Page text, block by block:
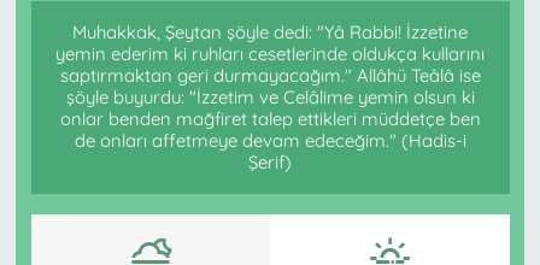
Muhakkak, Şeytan şöyle dedi: "Yâ Rabbi! İzzetine
yemin ederim ki ruhları cesetlerinde oldukça kullarını
saptırmaktan geri durmayacağım." Allâhü Teâlâ ise
şöyle buyurdu: "İzzetim ve Celâlime yemin olsun ki
onlar benden mağfiret talep ettikleri müddetçe ben
de onları affetmeye devam edeceğim." (Hadis-i
Şerif)